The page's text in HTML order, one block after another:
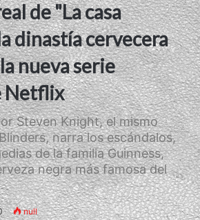
de "La casa
dinastía cervecera
nueva serie
Netflix
Steven Knight, el mismo
narra los escándalos,
de la familia Guinness,
negra más famosa del
null